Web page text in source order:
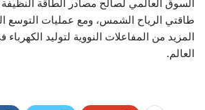
السوق العالمي لصالح مصادر الطاقة
طاقتي الرياح الشمس، ومع عمليات التوسع
المزيد من المفاعلات النووية لتوليد
العالم.